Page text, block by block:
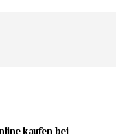
kaufen bei